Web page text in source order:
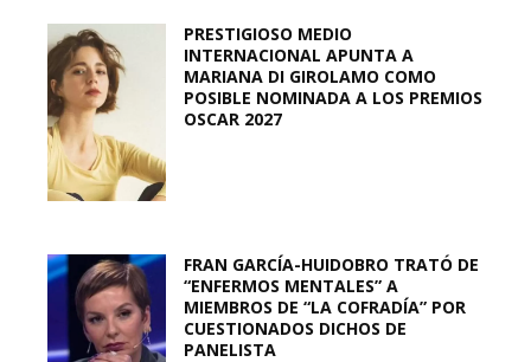
PRESTIGIOSO MEDIO
INTERNACIONAL APUNTA A
MARIANA DI GIROLAMO COMO
POSIBLE NOMINADA A LOS PREMIOS
OSCAR 2027
FRAN GARCÍA-HUIDOBRO TRATÓ DE
“ENFERMOS MENTALES” A
MIEMBROS DE “LA COFRADÍA” POR
CUESTIONADOS DICHOS DE
PANELISTA